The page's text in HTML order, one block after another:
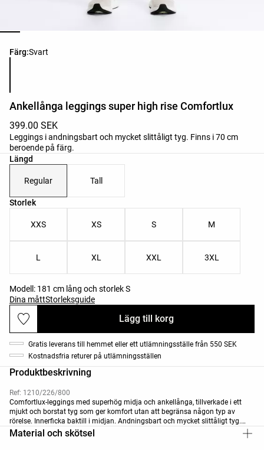
Färg:Svart
Lista över produktfärger
Ankellånga leggings super high rise Comfortlux
399.00 SEK
Leggings i andningsbart och mycket slittåligt tyg. Finns i 70 cm
beroende på färg.
Längd
Regular Tall
Storlek
Lista över produktstorlekar
XXS XS S M
L XL XXL 3XL
Modell: 181 cm lång och storlek S
Dina måttStorleksguide
Lägg till korg
Gratis leverans till hemmet eller ett utlämningsställe från 550 SEK
Kostnadsfria returer på utlämningsställen
Produktbeskrivning
Ref: 1210/226/800
Comfortlux-leggings med superhög midja och ankellånga, tillverkade i ett
mjukt och borstat tyg som ger komfort utan att begränsa någon typ av
rörelse. Innerficka baktill i midjan. Andningsbart och mycket slittåligt tyg.
Finns i 70 cm beroende på färg.
Material och skötsel